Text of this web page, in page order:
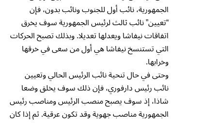
الجمهورية، نائب أول للجنوب ونائب بدون، فإن
“تعيين” نائب ثالث لرئيس الجمهورية سوف يخرق
اتفاقات نيفاشا ويعدلها تعديلا. وبذلك تصبح الحركات
التي تستنسخ نيفاشا هي أول من سعى في خرقها
وخرابها.
وحتى في حال تنحية نائب الرئيس الحالي وتعيين
نائب رئيس دارفوري، فإن ذلك سوف يخلق وضعا
شاذا، إذ سوف يصبح منصب الرئيس ومناصب رئيس
الجمهورية مناصب جهوية وقد تكون عرقية. ثم إذا كان